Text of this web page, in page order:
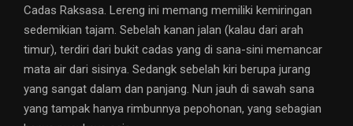
Cadas Raksasa. Lereng ini memang memiliki kemiringan
sedemikian tajam. Sebelah kanan jalan (kalau dari arah
timur), terdiri dari bukit cadas yang di sana-sini memancar
mata air dari sisinya. Sedangk sebelah kiri berupa jurang
yang sangat dalam dan panjang. Nun jauh di sawah sana
yang tampak hanya rimbunnya pepohonan, yang sebagian